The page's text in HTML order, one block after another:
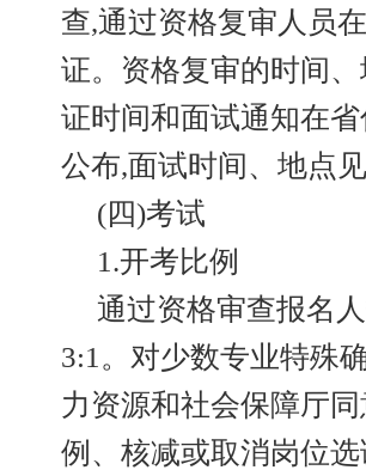
查,通过资格复审人员
证。资格复审的时间
证时间和面试通知在
公布,面试时间、地点见
(四)考试
1.开考比例
通过资格审查报名
3:1。对少数专业特殊
力资源和社会保障厅
例、核减或取消岗位选